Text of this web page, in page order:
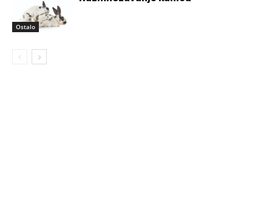
Ostalo